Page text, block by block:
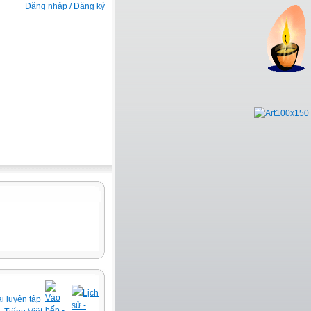
Đăng nhập / Đăng ký
luyện tập Vào
Lịch
sử -